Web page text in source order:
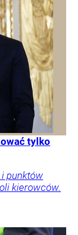
tylko
punktów
kierowców.